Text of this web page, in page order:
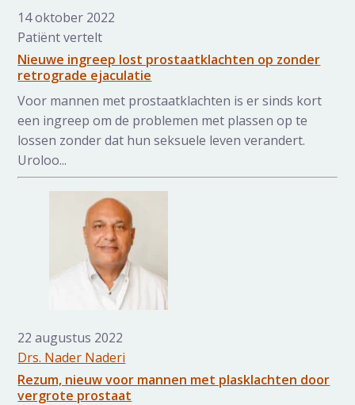
14 oktober 2022
Patiënt vertelt
Nieuwe ingreep lost prostaatklachten op zonder
retrograde ejaculatie
Voor mannen met prostaatklachten is er sinds kort
een ingreep om de problemen met plassen op te
lossen zonder dat hun seksuele leven verandert.
Uroloo...
22 augustus 2022
Drs. Nader Naderi
Rezum, nieuw voor mannen met plasklachten door
vergrote prostaat